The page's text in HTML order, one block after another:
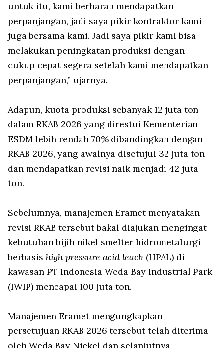
untuk itu, kami berharap mendapatkan
perpanjangan, jadi saya pikir kontraktor kami
juga bersama kami. Jadi saya pikir kami bisa
melakukan peningkatan produksi dengan
cukup cepat segera setelah kami mendapatkan
perpanjangan,” ujarnya.
Adapun, kuota produksi sebanyak 12 juta ton
dalam RKAB 2026 yang direstui Kementerian
ESDM lebih rendah 70% dibandingkan dengan
RKAB 2026, yang awalnya disetujui 32 juta ton
dan mendapatkan revisi naik menjadi 42 juta
ton.
Sebelumnya, manajemen Eramet menyatakan
revisi RKAB tersebut bakal diajukan mengingat
kebutuhan bijih nikel smelter hidrometalurgi
berbasis high pressure acid leach (HPAL) di
kawasan PT Indonesia Weda Bay Industrial Park
(IWIP) mencapai 100 juta ton.
Manajemen Eramet mengungkapkan
persetujuan RKAB 2026 tersebut telah diterima
oleh Weda Bay Nickel dan selanjutnya